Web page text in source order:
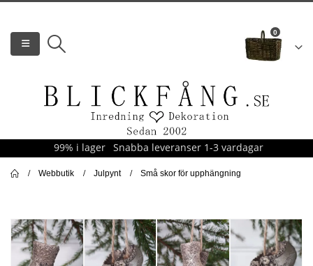
0
99% i lager Snabba leveranser 1-3 vardagar
Webbutik Julpynt Små skor för upphängning